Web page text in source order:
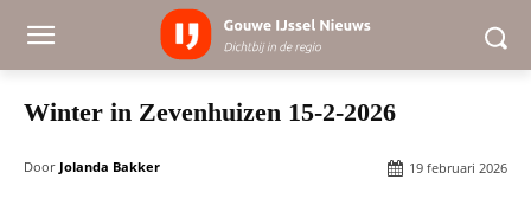
Winter in Zevenhuizen 15-2-2026
Door Jolanda Bakker 19 februari 2026